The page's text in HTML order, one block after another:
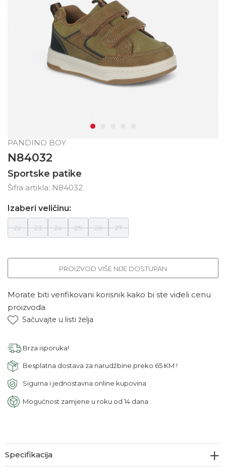
PANDINO BOY
N84032
Sportske patike
Šifra artikla: N84032
Izaberi veličinu:
22 23 24 25 26 27
PROIZVOD VIŠE NIJE DOSTUPAN
Morate biti verifikovani korisnik kako bi ste videli cenu
proizvoda
Sačuvajte u listi želja
Brza isporuka!
Besplatna dostava za narudžbine preko 65 KM !
Sigurna i jednostavna online kupovina
Mogućnost zamjene u roku od 14 dana
Specifikacija